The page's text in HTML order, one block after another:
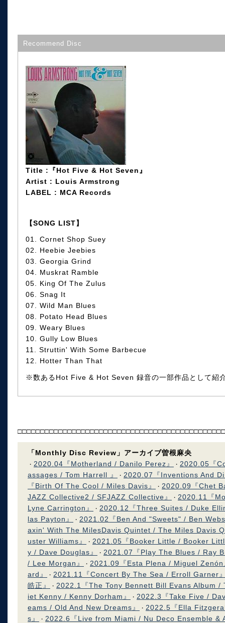
Recommend Disc
Title :『Hot Five & Hot Seven』
Artist : Louis Armstrong
LABEL : MCA Records
【SONG LIST】
01. Cornet Shop Suey
02. Heebie Jeebies
03. Georgia Grind
04. Muskrat Ramble
05. King Of The Zulus
06. Snag It
07. Wild Man Blues
08. Potato Head Blues
09. Weary Blues
10. Gully Low Blues
11. Struttin' With Some Barbecue
12. Hotter Than That
※数あるHot Five & Hot Seven 録音の一部作品として紹
「Monthly Disc Review」アーカイブ曽根麻央
・ 2020.04『Motherland / Danilo Perez』 ・ 2020.05『
assages / Tom Harrell 』
・ 2020.07『Inventions And
『Birth Of The Cool / Miles Davis』
・ 2020.09『Chet
JAZZ Collective2 / SFJAZZ Collective』
・ 2020.11『
Lyne Carrington』
・ 2020.12『Three Suites / Duke
las Payton』
・ 2021.02『Ben And "Sweets" / Ben
axin' With The MilesDavis Quintet / The Miles Davis
uster Williams』
・ 2021.05『Booker Little / Booker
y / Dave Douglas』
・ 2021.07『Play The Blues / Ray
/ Lee Morgan』
・ 2021.09『Esta Plena / Miguel Zenón
ard』
・ 2021.11『Concert By The Sea / Erroll Garner
皓正』
・ 2022.1『The Tony Bennett Bill Evans Album /
iet Kenny / Kenny Dorham』
・ 2022.3『Take Five /
eams / Old And New Dreams』
・ 2022.5『Ella
s』
・ 2022.6『Live from Miami / Nu Deco Ensemble &